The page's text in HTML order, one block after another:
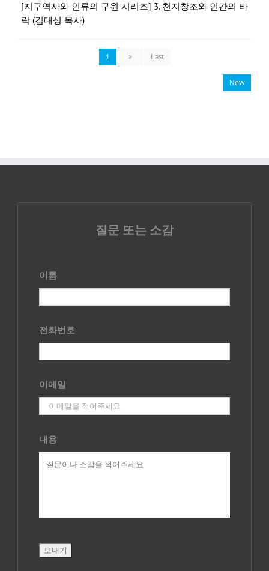
[지구역사와 인류의 구원 시리즈] 3. 천지창조와 인간의 타
락 (김대성 목사)
1 » Last
New
질문 또는 소감
이름
전화번호
이메일
내용